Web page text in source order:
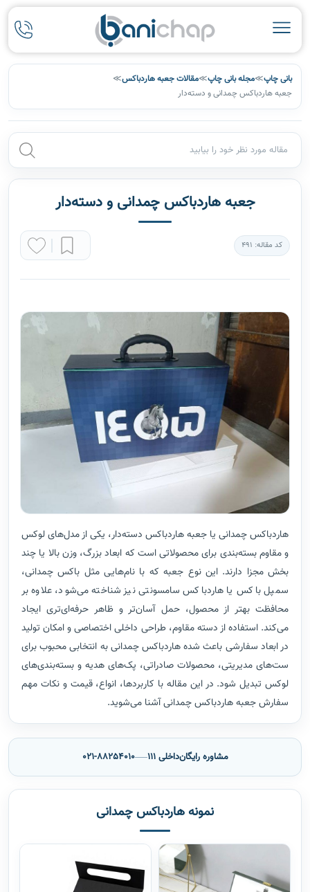
بانی چاپ≫مجله بانی چاپ≫مقالات جعبه هاردباکس≫
جعبه هاردباکس چمدانی و دسته‌دار
جعبه هاردباکس چمدانی و دسته‌دار
کد مقاله: 491
هاردباکس چمدانی یا جعبه هاردباکس دسته‌دار، یکی از مدل‌های لوکس
و مقاوم بسته‌بندی برای محصولاتی است که ابعاد بزرگ، وزن بالا یا چند
بخش مجزا دارند. این نوع جعبه که با نام‌هایی مثل باکس چمدانی،
سمپل باکس یا هاردباکس سامسونتی نیز شناخته می‌شود، علاوه بر
محافظت بهتر از محصول، حمل آسان‌تر و ظاهر حرفه‌ای‌تری ایجاد
می‌کند. استفاده از دسته مقاوم، طراحی داخلی اختصاصی و امکان تولید
در ابعاد سفارشی باعث شده هاردباکس چمدانی به انتخابی محبوب برای
ست‌های مدیریتی، محصولات صادراتی، پک‌های هدیه و بسته‌بندی‌های
لوکس تبدیل شود. در این مقاله با کاربردها، انواع، قیمت و نکات مهم
سفارش جعبه هاردباکس چمدانی آشنا می‌شوید.
مشاوره رایگانداخلی 111 021-88254010
نمونه هاردباکس چمدانی